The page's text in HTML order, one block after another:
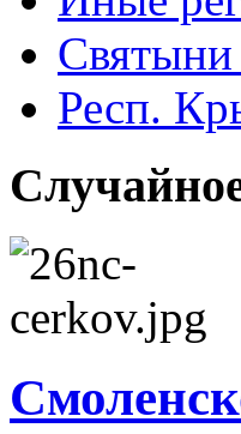
Святыни
Респ.